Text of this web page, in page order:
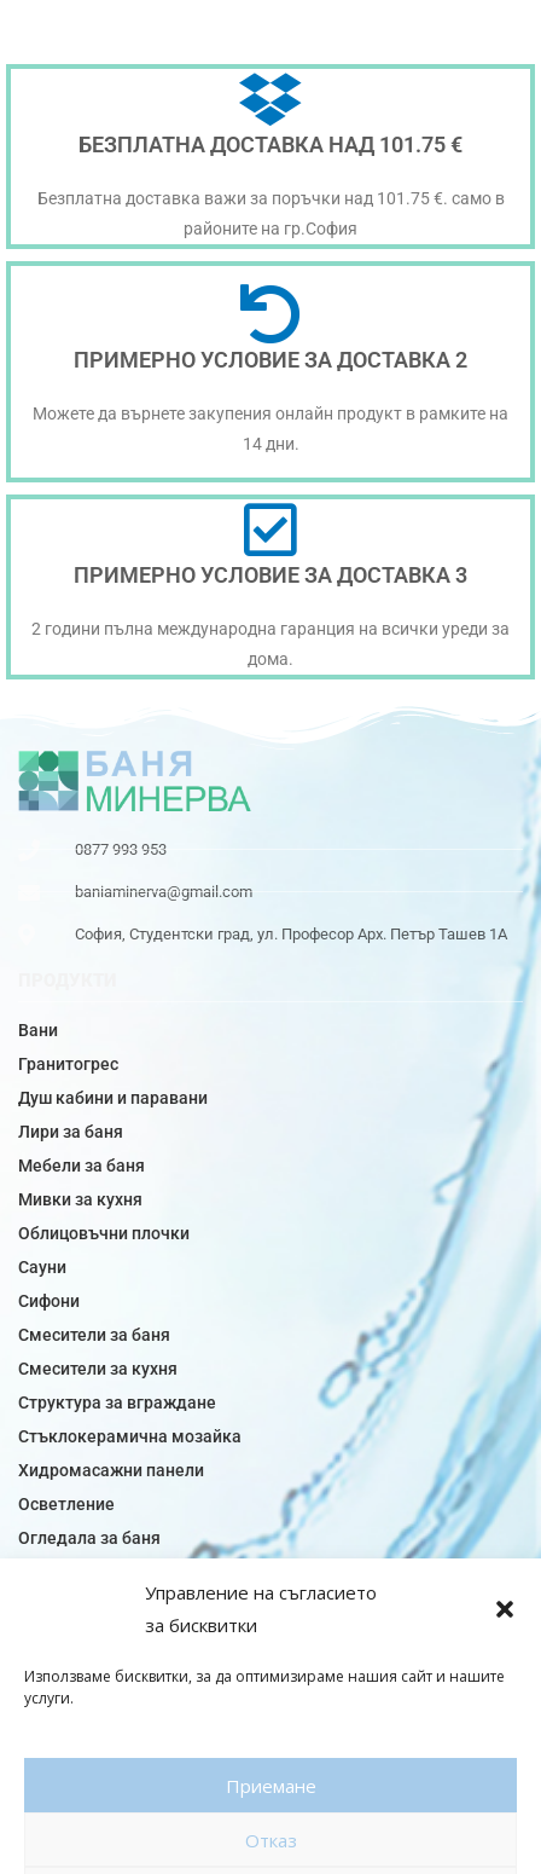
Управление на съгласието
за бисквитки
Използваме бисквитки, за да оптимизираме нашия сайт и нашите
услуги.
Приемане
Отказ
БЕЗПЛАТНА ДОСТАВКА НАД 101.75 €
Безплатна доставка важи за поръчки над 101.75 €. само в
районите на гр.София
ПРИМЕРНО УСЛОВИЕ ЗА ДОСТАВКА 2
Можете да върнете закупения онлайн продукт в рамките на
14 дни.
ПРИМЕРНО УСЛОВИЕ ЗА ДОСТАВКА 3
2 години пълна международна гаранция на всички уреди за
дома.
0877 993 953
baniaminerva@gmail.com
София, Студентски град, ул. Професор Арх. Петър Ташев 1А
Вани
Гранитогрес
Душ кабини и паравани
Лири за баня
Мебели за баня
Мивки за кухня
Облицовъчни плочки
Сауни
Сифони
Смесители за баня
Смесители за кухня
Структура за вграждане
Стъклокерамична мозайка
Хидромасажни панели
Осветление
Огледала за баня
Плочки за кухня
Подови лентова сифони
Подови плочки
Политика за поверителност